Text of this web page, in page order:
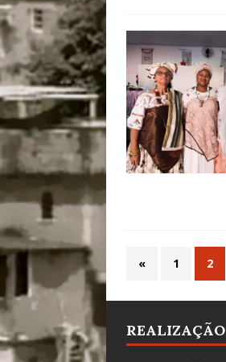
« 1 2
REALIZAÇÃO